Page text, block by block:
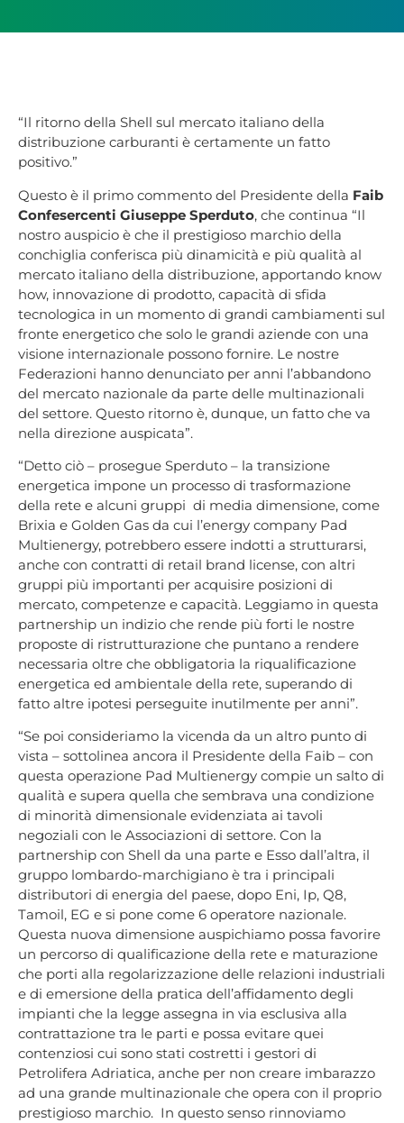
“Il ritorno della Shell sul mercato italiano della
distribuzione carburanti è certamente un fatto
positivo.”
Questo è il primo commento del Presidente della Faib
Confesercenti Giuseppe Sperduto, che continua “Il
nostro auspicio è che il prestigioso marchio della
conchiglia conferisca più dinamicità e più qualità al
mercato italiano della distribuzione, apportando know
how, innovazione di prodotto, capacità di sfida
tecnologica in un momento di grandi cambiamenti sul
fronte energetico che solo le grandi aziende con una
visione internazionale possono fornire. Le nostre
Federazioni hanno denunciato per anni l’abbandono
del mercato nazionale da parte delle multinazionali
del settore. Questo ritorno è, dunque, un fatto che va
nella direzione auspicata”.
“Detto ciò – prosegue Sperduto – la transizione
energetica impone un processo di trasformazione
della rete e alcuni gruppi di media dimensione, come
Brixia e Golden Gas da cui l’energy company Pad
Multienergy, potrebbero essere indotti a strutturarsi,
anche con contratti di retail brand license, con altri
gruppi più importanti per acquisire posizioni di
mercato, competenze e capacità. Leggiamo in questa
partnership un indizio che rende più forti le nostre
proposte di ristrutturazione che puntano a rendere
necessaria oltre che obbligatoria la riqualificazione
energetica ed ambientale della rete, superando di
fatto altre ipotesi perseguite inutilmente per anni”.
“Se poi consideriamo la vicenda da un altro punto di
vista – sottolinea ancora il Presidente della Faib – con
questa operazione Pad Multienergy compie un salto di
qualità e supera quella che sembrava una condizione
di minorità dimensionale evidenziata ai tavoli
negoziali con le Associazioni di settore. Con la
partnership con Shell da una parte e Esso dall’altra, il
gruppo lombardo-marchigiano è tra i principali
distributori di energia del paese, dopo Eni, Ip, Q8,
Tamoil, EG e si pone come 6 operatore nazionale.
Questa nuova dimensione auspichiamo possa favorire
un percorso di qualificazione della rete e maturazione
che porti alla regolarizzazione delle relazioni industriali
e di emersione della pratica dell’affidamento degli
impianti che la legge assegna in via esclusiva alla
contrattazione tra le parti e possa evitare quei
contenziosi cui sono stati costretti i gestori di
Petrolifera Adriatica, anche per non creare imbarazzo
ad una grande multinazionale che opera con il proprio
prestigioso marchio. In questo senso rinnoviamo